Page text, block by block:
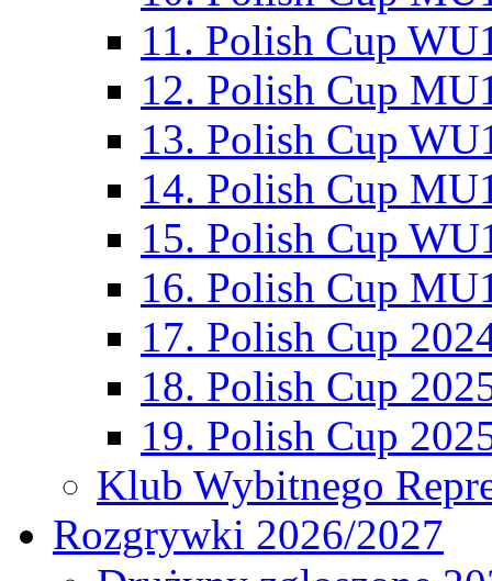
11. Polish Cup
12. Polish Cup
13. Polish Cup
14. Polish Cup
15. Polish Cup
16. Polish Cup
17. Polish Cup
18. Polish Cup
19. Polish Cup
Klub Wybitnego
Rozgrywki 2026/2027